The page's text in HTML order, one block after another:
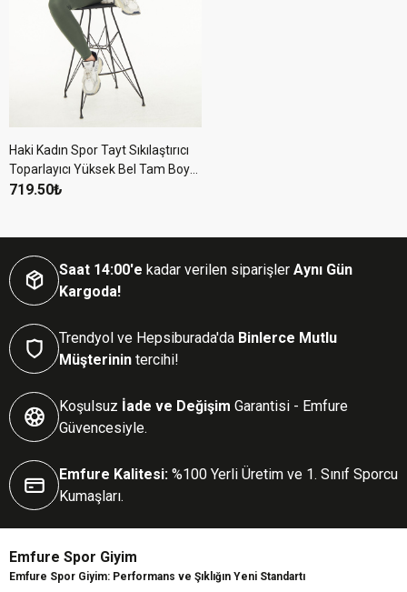
Haki Kadın Spor Tayt Sıkılaştırıcı
Toparlayıcı Yüksek Bel Tam Boy
Spor Tayt Leggings Fitness
719.50₺
Saat 14:00'e kadar verilen siparişler Aynı Gün
Kargoda!
Trendyol ve Hepsiburada'da Binlerce Mutlu
Müşterinin tercihi!
Koşulsuz İade ve Değişim Garantisi - Emfure
Güvencesiyle.
Emfure Kalitesi: %100 Yerli Üretim ve 1. Sınıf Sporcu
Kumaşları.
Emfure Spor Giyim
Emfure Spor Giyim: Performans ve Şıklığın Yeni Standartı